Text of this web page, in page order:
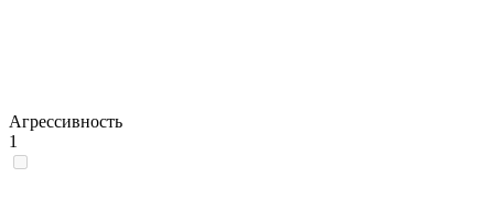
Агрессивность
1